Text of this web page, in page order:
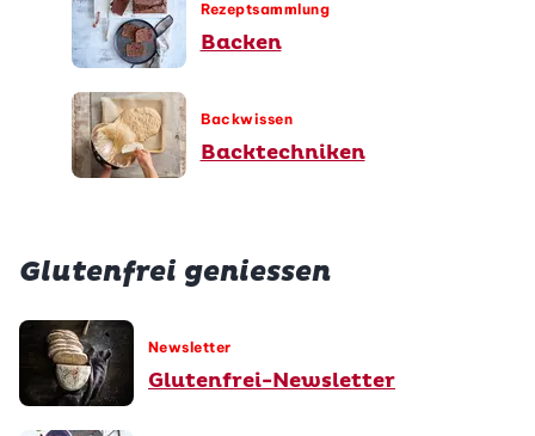
Rezeptsammlung
Backen
Backwissen
Backtechniken
Glutenfrei geniessen
Newsletter
Glutenfrei-Newsletter